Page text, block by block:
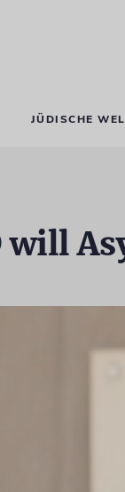
JÜDISCHE
will